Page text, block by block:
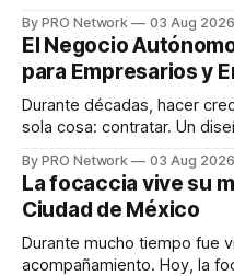
INTERIUS, el problema suele
una entrevista para el
marketing digital explicó que
By PRO Network 03 Aug 2026
El Negocio
para Empresarios y
Durante décadas, hacer
sola cosa: contratar. Un
para los textos, alguien que
para encontrar prospectos,
llamadas y mensajes, y
By PRO Network 03 Aug 2026
La focaccia vive su
Ciudad de México
Durante mucho tiempo fue
acompañamiento. Hoy, la